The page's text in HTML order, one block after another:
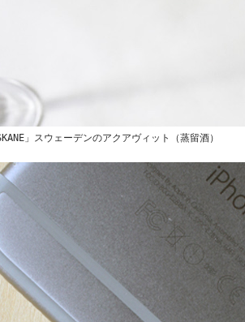
」スウェーデンのアクアヴィット（蒸留酒）